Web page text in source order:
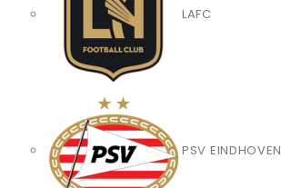
LAFC
PSV EINDHOVEN